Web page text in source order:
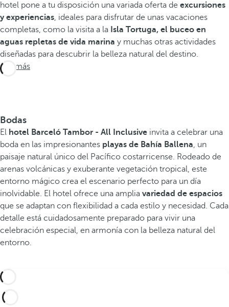
hotel pone a tu disposición una variada oferta de excursiones
y experiencias, ideales para disfrutar de unas vacaciones
completas, como la visita a la Isla Tortuga, el buceo en
aguas repletas de vida marina y muchas otras actividades
diseñadas para descubrir la belleza natural del destino.
Ver más
Bodas
El hotel Barceló Tambor - All Inclusive invita a celebrar una
boda en las impresionantes playas de Bahía Ballena, un
paisaje natural único del Pacífico costarricense. Rodeado de
arenas volcánicas y exuberante vegetación tropical, este
entorno mágico crea el escenario perfecto para un día
inolvidable. El hotel ofrece una amplia variedad de espacios
que se adaptan con flexibilidad a cada estilo y necesidad. Cada
detalle está cuidadosamente preparado para vivir una
celebración especial, en armonía con la belleza natural del
entorno.